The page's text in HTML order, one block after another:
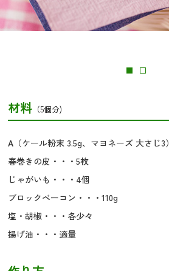
材料 （5個分)
A （ケール粉末 3.5g、マヨネーズ 大さじ3）
春巻きの皮・・・5枚
じゃがいも・・・4個
ブロックベーコン・・・110g
塩・胡椒・・・各少々
揚げ油・・・適量